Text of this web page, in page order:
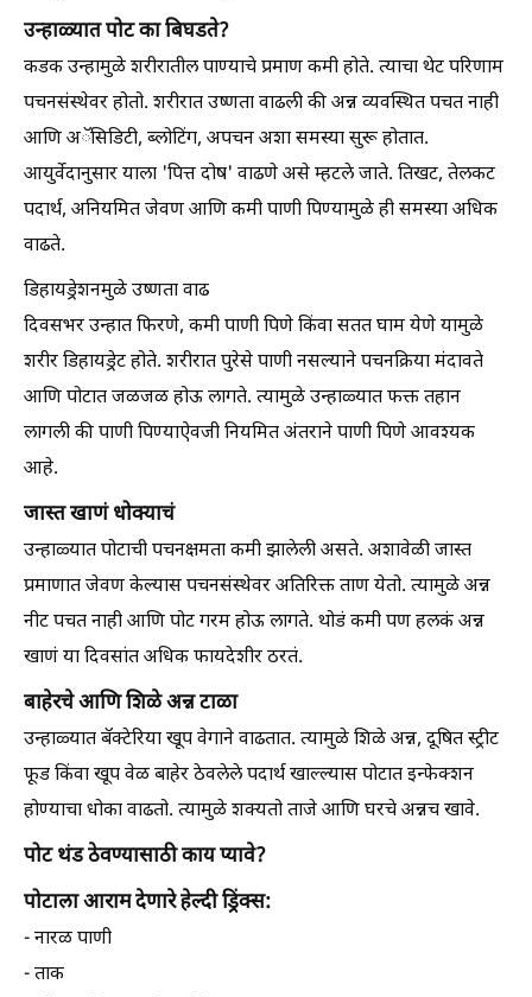
उन्हाळ्यात पोट का बिघडते?
कडक उन्हामुळे शरीरातील पाण्याचे प्रमाण कमी होते. त्याचा थेट परिणाम
पचनसंस्थेवर होतो. शरीरात उष्णता वाढली की अन्न व्यवस्थित पचत नाही
आणि अॅसिडिटी, ब्लोटिंग, अपचन अशा समस्या सुरू होतात.
आयुर्वेदानुसार याला 'पित्त दोष' वाढणे असे म्हटले जाते. तिखट, तेलकट
पदार्थ, अनियमित जेवण आणि कमी पाणी पिण्यामुळे ही समस्या अधिक
वाढते.
डिहायड्रेशनमुळे उष्णता वाढ
दिवसभर उन्हात फिरणे, कमी पाणी पिणे किंवा सतत घाम येणे यामुळे
शरीर डिहायड्रेट होते. शरीरात पुरेसे पाणी नसल्याने पचनक्रिया मंदावते
आणि पोटात जळजळ होऊ लागते. त्यामुळे उन्हाळ्यात फक्त तहान
लागली की पाणी पिण्याऐवजी नियमित अंतराने पाणी पिणे आवश्यक
आहे.
जास्त खाणं धोक्याचं
उन्हाळ्यात पोटाची पचनक्षमता कमी झालेली असते. अशावेळी जास्त
प्रमाणात जेवण केल्यास पचनसंस्थेवर अतिरिक्त ताण येतो. त्यामुळे अन्न
नीट पचत नाही आणि पोट गरम होऊ लागते. थोडं कमी पण हलकं अन्न
खाणं या दिवसांत अधिक फायदेशीर ठरतं.
बाहेरचे आणि शिळे अन्न टाळा
उन्हाळ्यात बॅक्टेरिया खूप वेगाने वाढतात. त्यामुळे शिळे अन्न, दूषित स्ट्रीट
फूड किंवा खूप वेळ बाहेर ठेवलेले पदार्थ खाल्ल्यास पोटात इन्फेक्शन
होण्याचा धोका वाढतो. त्यामुळे शक्यतो ताजे आणि घरचे अन्नच खावे.
पोट थंड ठेवण्यासाठी काय प्यावे?
पोटाला आराम देणारे हेल्दी ड्रिंक्स:
- नारळ पाणी
- ताक